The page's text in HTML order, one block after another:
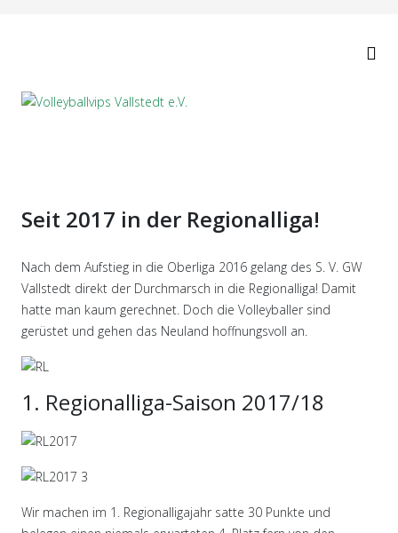
Seit 2017 in der Regionalliga!
Nach dem Aufstieg in die Oberliga 2016 gelang des S. V. GW
Vallstedt direkt der Durchmarsch in die Regionalliga! Damit
hatte man kaum gerechnet. Doch die Volleyballer sind
gerüstet und gehen das Neuland hoffnungsvoll an.
1. Regionalliga-Saison 2017/18
Wir machen im 1. Regionalligajahr satte 30 Punkte und